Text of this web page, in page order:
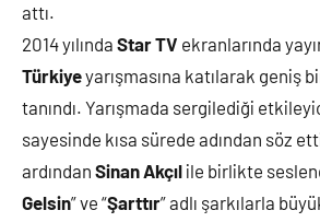
attı.
2014 yılında Star TV ekranlarında
Türkiyeyarışmasına katılarak geniş
tanındı. Yarışmada sergilediği
sayesinde kısa sürede adından söz
ardından Sinan Akçıl ile birlikte
Gelsin” ve “Şarttır” adlı şarkılarla